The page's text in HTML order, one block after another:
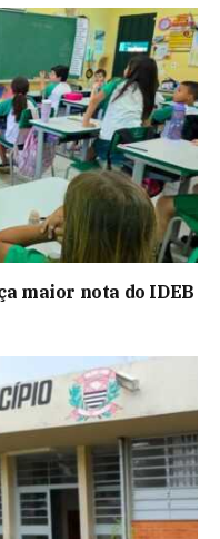
maior nota do IDEB